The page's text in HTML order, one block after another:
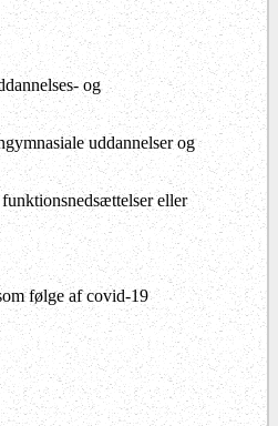
og
uddannelser og
eller
følge af covid-19